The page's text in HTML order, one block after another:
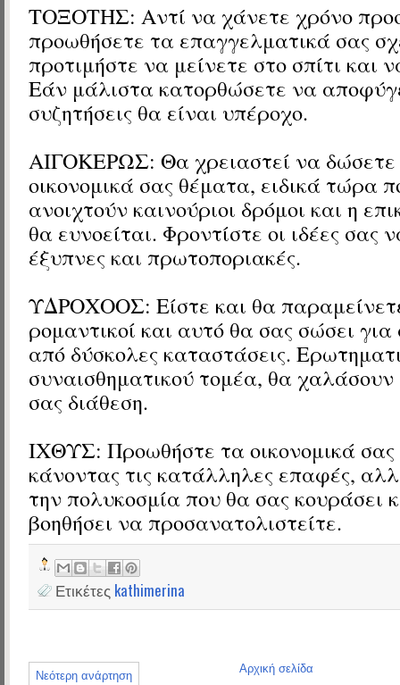
ΤΟΞΟΤΗΣ: Αντί να χάνετε χρόνο
προωθήσετε τα επαγγελματικά σας
προτιμήστε να μείνετε στο σπίτι και
Εάν μάλιστα κατορθώσετε να
συζητήσεις θα είναι υπέροχο.
ΑΙΓΟΚΕΡΩΣ: Θα χρειαστεί να
οικονομικά σας θέματα, ειδικά τώρα
ανοιχτούν καινούριοι δρόμοι και η
θα ευνοείται. Φροντίστε οι ιδέες σας
έξυπνες και πρωτοποριακές.
ΥΔΡΟΧΟΟΣ: Είστε και θα
ρομαντικοί και αυτό θα σας σώσει
από δύσκολες καταστάσεις.
συναισθηματικού τομέα, θα χαλάσουν
σας διάθεση.
ΙΧΘΥΣ: Προωθήστε τα οικονομικά
κάνοντας τις κατάλληλες επαφές,
την πολυκοσμία που θα σας κουράσει
βοηθήσει να προσανατολιστείτε.
Ετικέτες kathimerina
Νεότερη ανάρτηση
Αρχική σελίδα